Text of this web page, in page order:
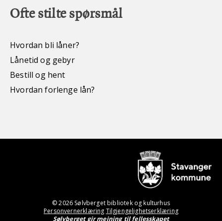
Ofte stilte spørsmål
Hvordan bli låner?
Lånetid og gebyr
Bestill og hent
Hvordan forlenge lån?
© 2026 Sølvberget bibliotek og kulturhus
Personvernerklæring Tilgjengelighetserklæring
Sølvberget gir meining til fellesskapet